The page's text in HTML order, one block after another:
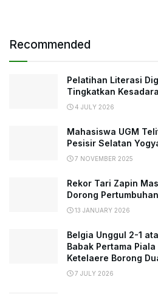
Recommended
Pelatihan Literasi
Tingkatkan
4 JULY 2026
Mahasiswa UGM
Pesisir Selatan
7 NOVEMBER 2025
Rekor Tari Zapin
Dorong
13 JANUARY 2026
Belgia Unggul 2-1
Babak Pertama
Ketelaere Borong
7 JULY 2026